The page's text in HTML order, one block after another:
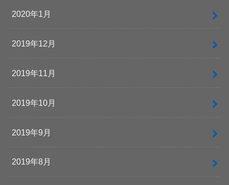
2020年1月
2019年12月
2019年11月
2019年10月
2019年9月
2019年8月